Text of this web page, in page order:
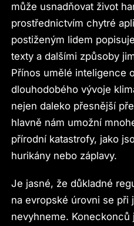
může usnadňovat život
prostřednictvím chytré
postiženým lidem
texty a dalšími způsoby
Přínos umělé inteligence
dlouhodobého vývoje
nejen daleko přesnější
hlavně nám umožní
přírodní katastrofy, jako
hurikány nebo záplavy.
Je jasné, že důkladné
na evropské úrovni se při
nevyhneme. Koneckonců